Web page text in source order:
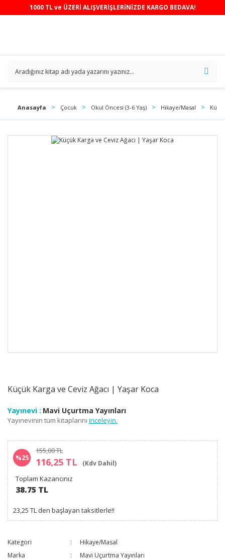
1000 TL ve ÜZERİ ALIŞVERİŞLERİNİZDE KARGO BEDAVA!
Anasayfa Çocuk Okul Öncesi (3-6 Yaş) Hikaye/Masal
Küçük Karga ve Ceviz Ağacı | Yaşar Koca
Yayınevi : Mavi Uçurtma Yayınları
Yayınevinin tüm kitaplarını inceleyin.
%25
155,00 TL
116,25 TL (Kdv Dahil)
Toplam Kazancınız
38.75 TL
23,25 TL den başlayan taksitlerle!!
Kategori
Hikaye/Masal
Marka
Mavi Uçurtma Yayınları